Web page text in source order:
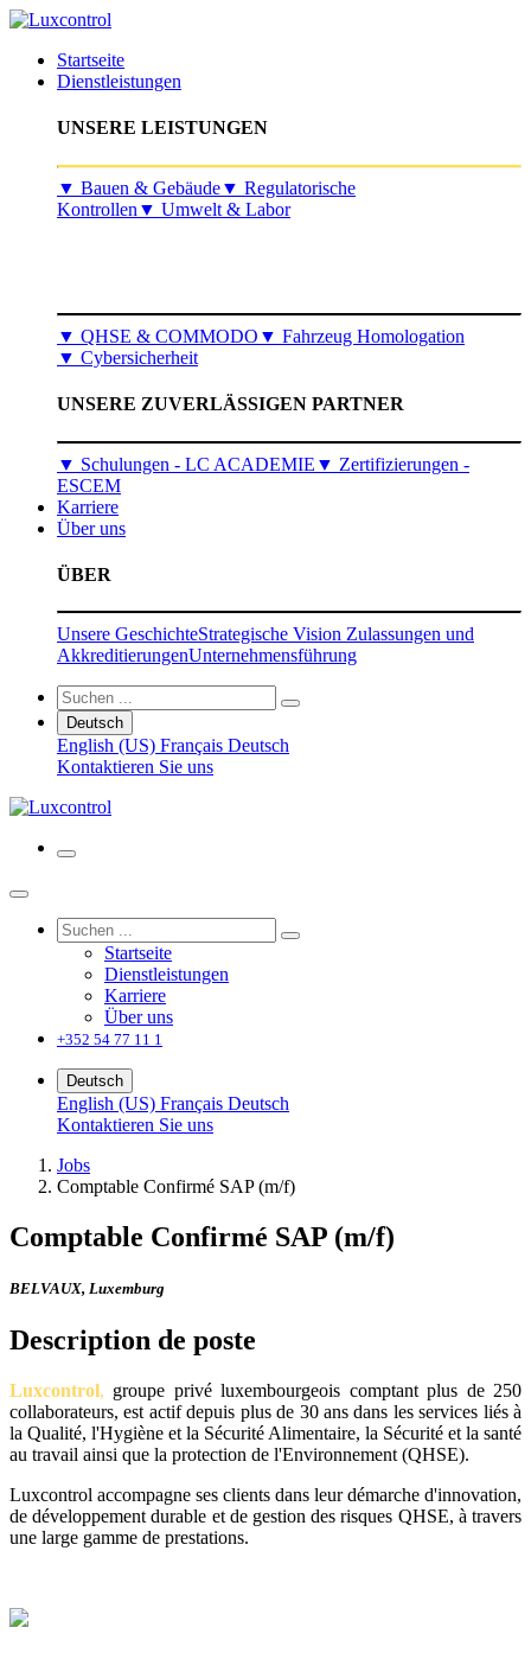
Startseite
Dienstleistungen
UNSERE LEISTUNGEN
​▼ Bauen & Gebäude▼ Regulatorische
Kontrollen ▼ Umwelt & Labor
▼ QHSE & COMMODO ▼ Fahrzeug Homologation
▼ Cybersicherheit
UNSERE ZUVERLÄSSIGEN PARTNER
▼ Schulungen - LC ACADEMIE ▼ Zertifizierungen -
ESCEM
Karriere
Über uns
ÜBER
Unsere GeschichteStrategische Vision Zulassungen und
AkkreditierungenUnternehmensführung
Deutsch
English (US) Français Deutsch
Kontaktieren Sie uns
Startseite
Dienstleistungen
Karriere
Über uns
+352 54 77 11 1
Deutsch
English (US) Français Deutsch
Kontaktieren Sie uns
Jobs
Comptable Confirmé SAP (m/f)
Comptable Confirmé SAP (m/f)
BELVAUX, Luxemburg
Description de poste
Luxcontrol, groupe privé luxembourgeois comptant plus de 250
collaborateurs, est actif depuis plus de 30 ans dans les services liés à
la Qualité, l'Hygiène et la Sécurité Alimentaire, la Sécurité et la santé
au travail ainsi que la protection de l'Environnement (QHSE).
Luxcontrol accompagne ses clients dans leur démarche d'innovation,
de développement durable et de gestion des risques QHSE, à travers
une large gamme de prestations.